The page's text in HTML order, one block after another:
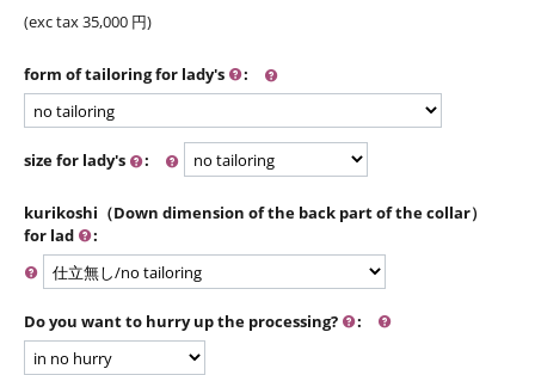
(exc tax35,000 円)
form of tailoring for lady's :
size for lady's :
kurikoshi（Down dimension of the back part of the collar）
for lad
:
Do you want to hurry up the processing? :